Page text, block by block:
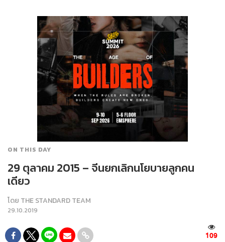
ON THIS DAY
29 ตุลาคม 2015 – จีนยกเลิกนโยบายลูกคน
เดียว
โดย THE STANDARD TEAM
29.10.2019
109